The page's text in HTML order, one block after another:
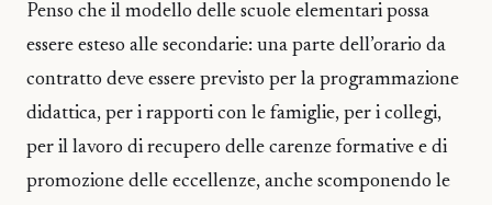
Penso che il modello delle scuole elementari possa
essere esteso alle secondarie: una parte dell’orario da
contratto deve essere previsto per la programmazione
didattica, per i rapporti con le famiglie, per i collegi,
per il lavoro di recupero delle carenze formative e di
promozione delle eccellenze, anche scomponendo le